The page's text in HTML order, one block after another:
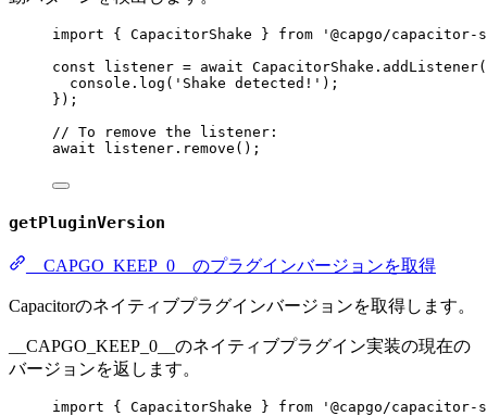
import { CapacitorShake } from
'@capgo/capacitor-
const
listener = await CapacitorShake. addListener(
console. log ( 'Shake detected!' );
});
// To remove the listener:
await listener. remove ();
getPluginVersion
__CAPGO_KEEP_0__のプラグインバージョンを取得
Capacitorのネイティブプラグインバージョンを取得します。
__CAPGO_KEEP_0__のネイティブプラグイン実装の現在の
バージョンを返します。
import { CapacitorShake } from
'@capgo/capacitor-